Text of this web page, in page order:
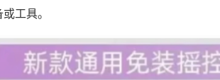
工具。